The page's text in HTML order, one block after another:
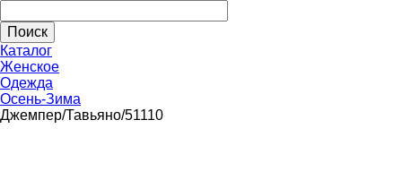
Каталог
Женское
Одежда
Осень-Зима
Джемпер/Тавьяно/51110